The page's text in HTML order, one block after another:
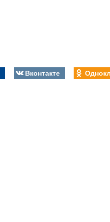
Вконтакте